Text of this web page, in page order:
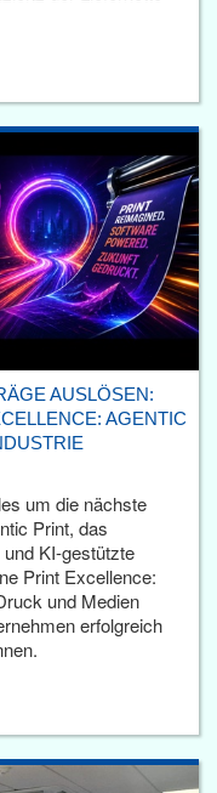
AUSLÖSEN:
AGENTIC
um die nächste
Print, das
KI-gestützte
Print Excellence:
und Medien
erfolgreich